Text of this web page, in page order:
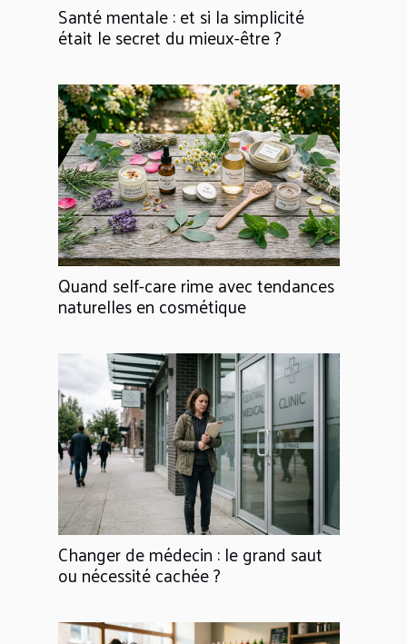
Santé mentale : et si la simplicité
était le secret du mieux-être ?
Quand self-care rime avec tendances
naturelles en cosmétique
Changer de médecin : le grand saut
ou nécessité cachée ?